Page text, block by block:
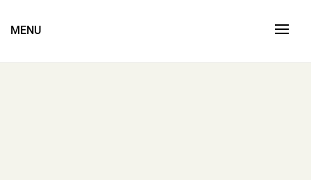
MENU